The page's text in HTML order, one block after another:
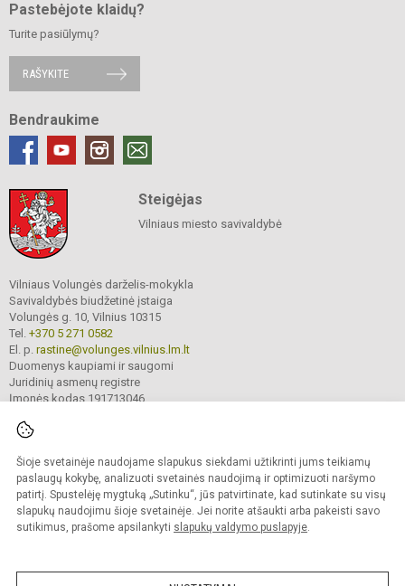
Šioje svetainėje naudojame slapukus siekdami užtikrinti jums teikiamų
paslaugų kokybę, analizuoti svetainės naudojimą ir optimizuoti naršymo
patirtį. Spustelėję mygtuką „Sutinku“, jūs patvirtinate, kad sutinkate su visų
slapukų naudojimu šioje svetainėje. Jei norite atšaukti arba pakeisti savo
sutikimus, prašome apsilankyti slapukų valdymo puslapyje.
Pastebėjote klaidų?
Turite pasiūlymų?
RAŠYKITE
Bendraukime
Steigėjas
Vilniaus miesto savivaldybė
Vilniaus Volungės darželis-mokykla
Savivaldybės biudžetinė įstaiga
Volungės g. 10, Vilnius 10315
Tel. +370 5 271 0582
El. p. rastine@volunges.vilnius.lm.lt
Duomenys kaupiami ir saugomi
Juridinių asmenų registre
Įmonės kodas 191713046
© 2024. Vilniaus Volungės darželis-mokykla. Visos teisės saugomos.
Kopijuoti turinį be raštiško įstaigos administracijos sutikimo griežtai draudžiama.
Prieinamumo paraiška Slapukų valdymas
Sumanus būdas atnaujinti